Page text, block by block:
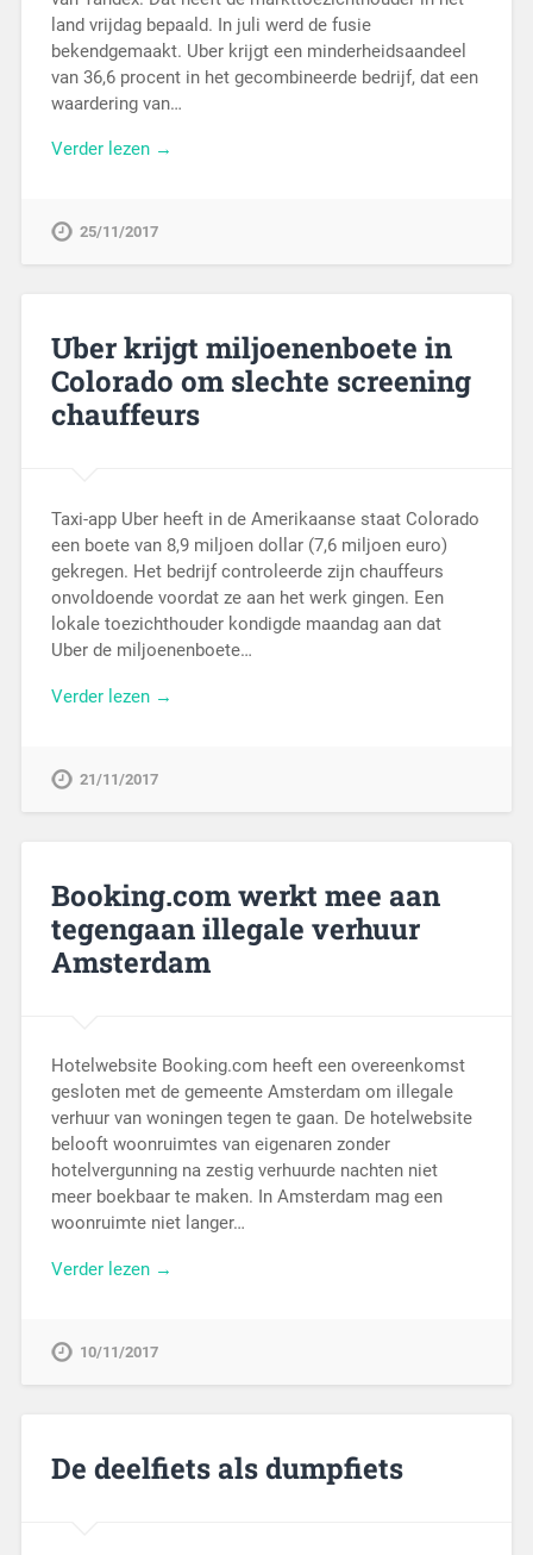
land vrijdag bepaald. In juli werd de fusie
bekendgemaakt. Uber krijgt een minderheidsaandeel
van 36,6 procent in het gecombineerde bedrijf, dat een
waardering van…
Verder lezen →
25/11/2017
Uber krijgt miljoenenboete in
Colorado om slechte screening
chauffeurs
Taxi-app Uber heeft in de Amerikaanse staat Colorado
een boete van 8,9 miljoen dollar (7,6 miljoen euro)
gekregen. Het bedrijf controleerde zijn chauffeurs
onvoldoende voordat ze aan het werk gingen. Een
lokale toezichthouder kondigde maandag aan dat
Uber de miljoenenboete…
Verder lezen →
21/11/2017
Booking.com werkt mee aan
tegengaan illegale verhuur
Amsterdam
Hotelwebsite Booking.com heeft een overeenkomst
gesloten met de gemeente Amsterdam om illegale
verhuur van woningen tegen te gaan. De hotelwebsite
belooft woonruimtes van eigenaren zonder
hotelvergunning na zestig verhuurde nachten niet
meer boekbaar te maken. In Amsterdam mag een
woonruimte niet langer…
Verder lezen →
10/11/2017
De deelfiets als dumpfiets